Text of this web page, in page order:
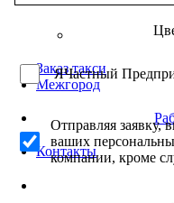
ЯЧастный
Отправляя заявку,
ваших
компании, кроме
Заказ такси
Межгород
Контакты